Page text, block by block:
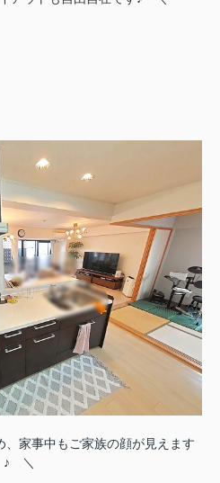
家事中もご家族の顔が見えます
♪ ＼